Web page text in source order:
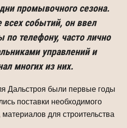
промывочного сезона.
событий, он ввел
телефону, часто лично
управлений и
многих из них.
Дальстроя были первые годы
поставки необходимого
для строительства